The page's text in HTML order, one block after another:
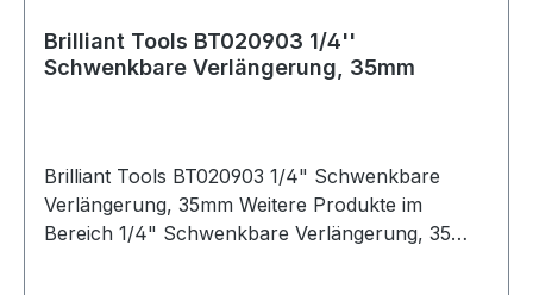
Brilliant Tools BT020903 1/4''
Schwenkbare Verlängerung, 35mm
Brilliant Tools BT020903 1/4" Schwenkbare
Verlängerung, 35mm Weitere Produkte im
Bereich 1/4" Schwenkbare Verlängerung, 35